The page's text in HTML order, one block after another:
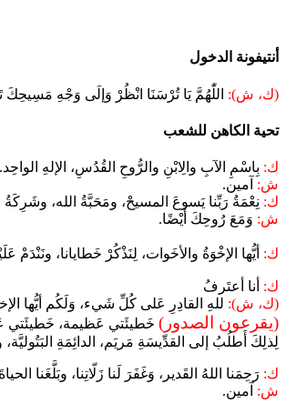
أنتيفونة الدخول
(ك، ش): اللّٰهُمَّ يَا تُرْسَنَا انْظُرْ وَإلَى وَجْهِ
تحية الكاهن للشعب
ك: بِاسْمِ الآبِ والِابْنِ والرُّوحِ القُدُسِ، الإلهِ الواحِد.
ش: آمين.
ك: نِعْمَةُ رَبِّنا يَسوعَ المسيحْ، ومَحَبَّةُ الله،
ش: وَمَعَ رُوحِكَ أَيْضًا.
ك: أيُّها الإخْوَةُ والأخَوات، لِنَذْكُرْ خَطايانا، ونَنْدَمْ
ك: أنا أعتَرفُ
(ك، ش): للهِ القادِرِ عَلى كُلِّ شَيء، وَلَكُم أيُّها
(يقرعون الصدور) خَطيئَتي عَظيمة، خَطيئَتي
لِذلِكَ أَطلُبُ إلى القدِّيسَةِ مَريَم، الدائِمَةِ
ك: رَحِمَنا اللهُ القَدير، وَغَفَرَ لَنا زَلّاتِنا، وبَلَّغَنا
ش: آمين.